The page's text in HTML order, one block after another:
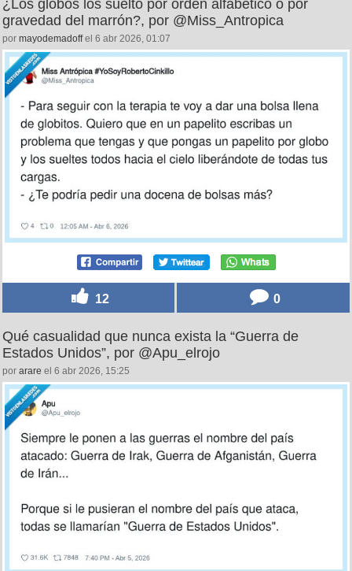
¿Los globos los suelto por orden alfabético o por
gravedad del marrón?, por @Miss_Antropica
por mayodemadoffel 6 abr 2026, 01:07
12 0
Qué casualidad que nunca exista la “Guerra de
Estados Unidos”, por @Apu_elrojo
por arare el 6 abr 2026, 15:25